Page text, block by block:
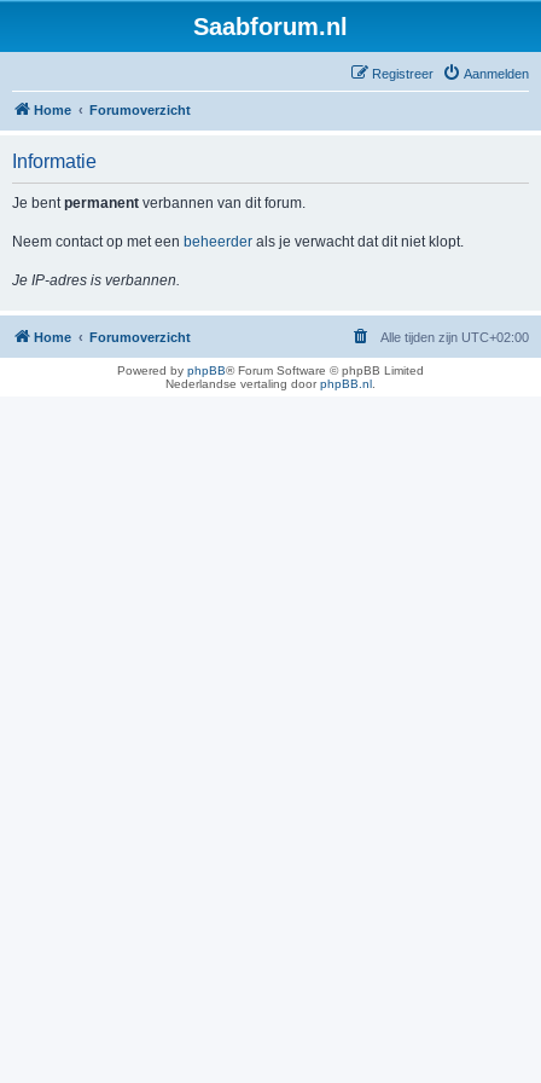
Saabforum.nl
Aanmelden
Registreer
Home Forumoverzicht
Informatie
Je bentpermanent verbannen van dit forum.
Neem contact op met een beheerder als je verwacht dat dit niet klopt.
Je IP-adres is verbannen.
Home Forumoverzicht Alle tijden zijn UTC+02:00
Powered by phpBB® Forum Software © phpBB Limited
Nederlandse vertaling doorphpBB.nl